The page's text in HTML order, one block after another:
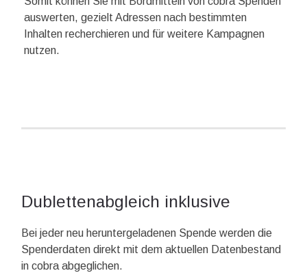
auswerten, gezielt Adressen nach bestimmten
Inhalten recherchieren und für weitere Kampagnen
nutzen.
Dublettenabgleich inklusive
Bei jeder neu heruntergeladenen Spende werden die
Spenderdaten direkt mit dem aktuellen Datenbestand
in cobra abgeglichen.